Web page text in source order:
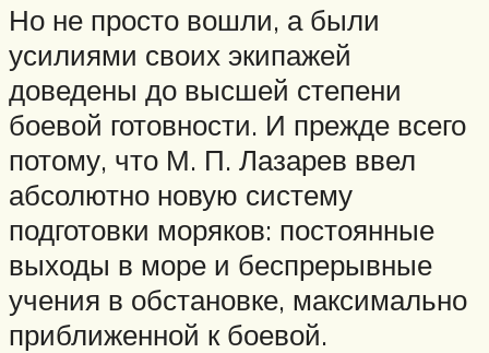
Но не просто вошли, а были
усилиями своих экипажей
доведены до высшей степени
боевой готовности. И прежде всего
потому, что М. П. Лазарев ввел
абсолютно новую систему
подготовки моряков: постоянные
выходы в море и беспрерывные
учения в обстановке, максимально
приближенной к боевой.